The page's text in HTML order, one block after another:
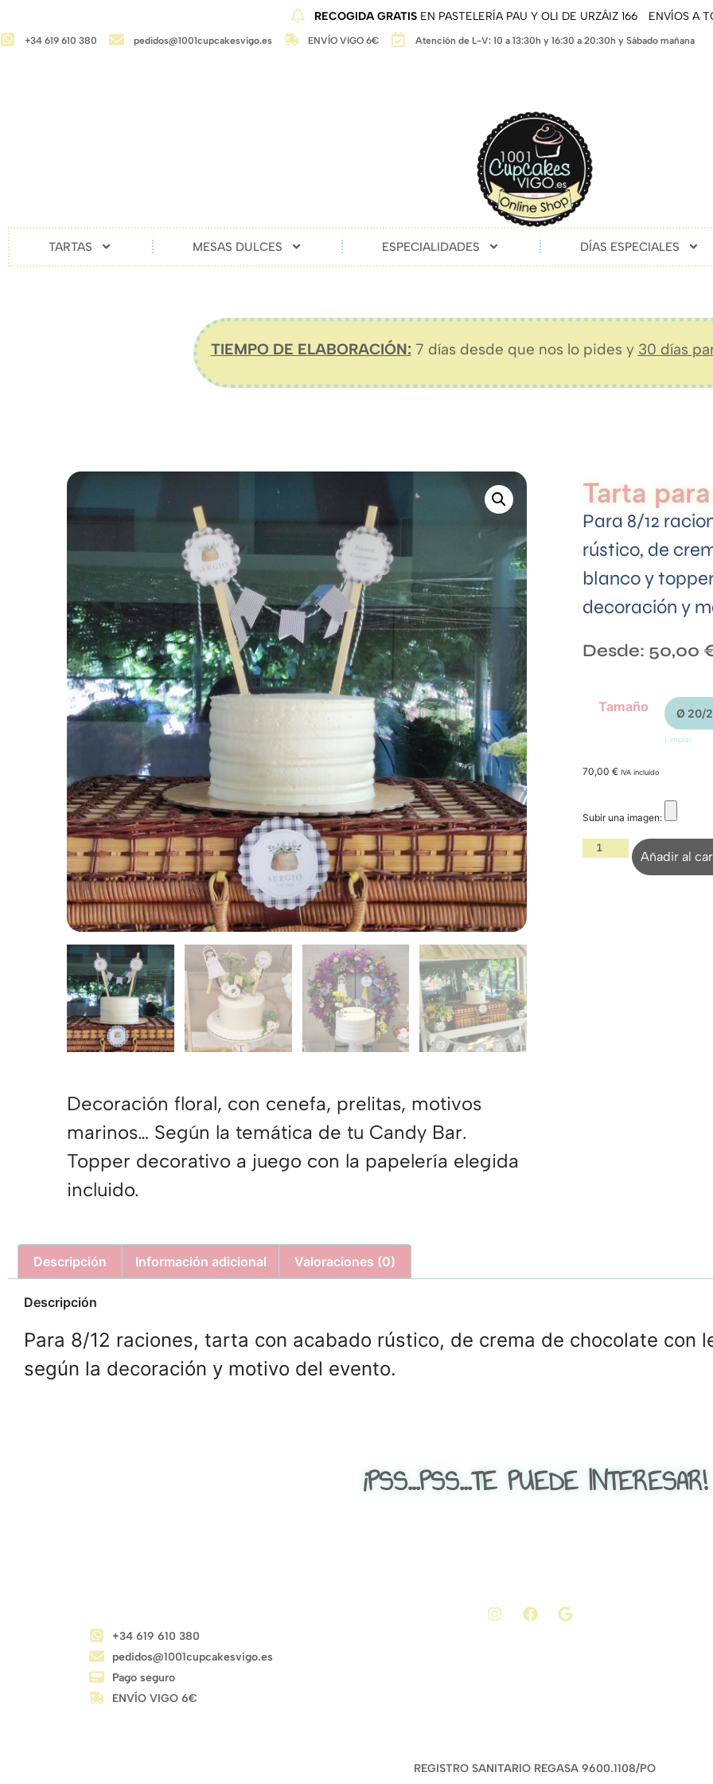
RECOGIDA GRATIS EN PASTELERÍA PAU Y OLI DE URZÁIZ 166 ENVÍOS A
+34 619 610 380 pedidos@1001cupcakesvigo.es ENVÍO VIGO 6€ Atención de L-V: 10 a 13:30h y 16:30 a 20:30h y Sábado mañana
TARTAS MESAS DULCES ESPECIALIDADES DÍAS ESPECIALES
TIEMPO DE ELABORACIÓN:7 días desde que nos lo pides y 30 días
Decoración floral, con cenefa, prelitas, motivos
marinos… Según la temática de tu Candy Bar.
Topper decorativo a juego con la papelería elegida
incluido.
Tarta
Para 8/12
rústico, de
blanco y
decoración y
Desde: 50,00
Tamaño
Limpiar
70,00 € IVA incluído
Subir una imagen:
Añadir al
Descripción Información adicional Valoraciones (0)
Descripción
Para 8/12 raciones, tarta con acabado rústico, de crema de chocolate con
según la decoración y motivo del evento.
¡PSS...PSS...TE PUEDE INTERESAR!
+34 619 610 380
pedidos@1001cupcakesvigo.es
Pago seguro
ENVÍO VIGO 6€
REGISTRO SANITARIO REGASA 9600.1108/PO